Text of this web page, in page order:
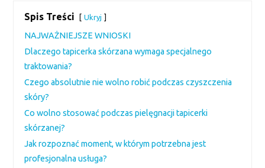
Spis Treści Ukryj
NAJWAŻNIEJSZE WNIOSKI
Dlaczego tapicerka skórzana wymaga specjalnego
traktowania?
Czego absolutnie nie wolno robić podczas czyszczenia
skóry?
Co wolno stosować podczas pielęgnacji tapicerki
skórzanej?
Jak rozpoznać moment, w którym potrzebna jest
profesjonalna usługa?